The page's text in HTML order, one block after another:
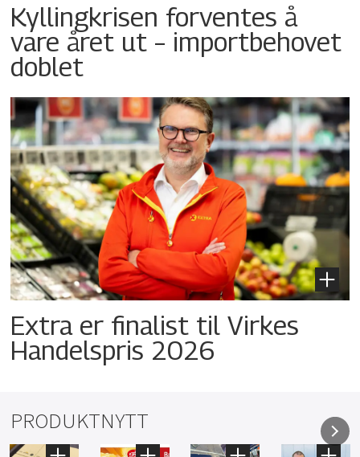
Kyllingkrisen forventes å
vare året ut – importbehovet
doblet
Extra er finalist til Virkes
Handelspris 2026
PRODUKTNYTT